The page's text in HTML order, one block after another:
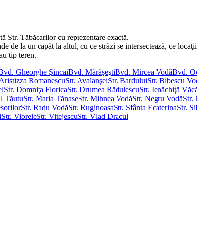
Str. Tăbăcarilor cu reprezentare exactă.
de la un capăt la altul, cu ce străzi se intersectează, ce
tip teren.
Gheorghe ŞincaiBvd. MărăşeştiBvd. Mircea VodăBvd.
RomanescuStr. AvalanşeiStr. BarduluiStr. Bibescu
Str. Domniţa FloricaStr. Drumea RădulescuStr. Ienăchiţă
TăutuStr. Maria TănaseStr. Mihnea VodăStr. Negru VodăStr.
Str. Radu VodăStr. RuginoasaStr. Sfânta EcaterinaStr.
Str. VioreleStr. VitejescuStr. Vlad Dracul